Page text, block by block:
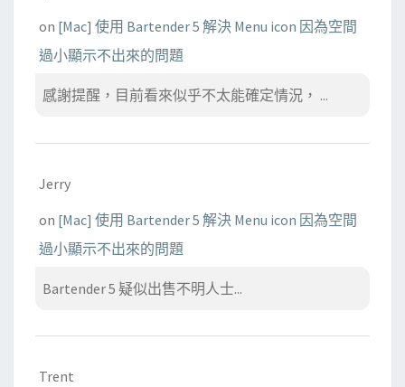
on [Mac] 使用 Bartender 5 解決 Menu icon 因為空間
過小顯示不出來的問題
感謝提醒，目前看來似乎不太能確定情況， ...
Jerry
on [Mac] 使用 Bartender 5 解決 Menu icon 因為空間
過小顯示不出來的問題
Bartender 5 疑似出售不明人士...
Trent